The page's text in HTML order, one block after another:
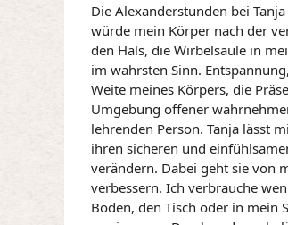
Die Alexanderstunden bei
würde mein Körper nach der
den Hals, die Wirbelsäule in
im wahrsten Sinn.
Weite meines Körpers, die
Umgebung offener
lehrenden Person. Tanja lässt
ihren sicheren und
verändern. Dabei geht sie von
verbessern. Ich verbrauche
Boden, den Tisch oder in mein